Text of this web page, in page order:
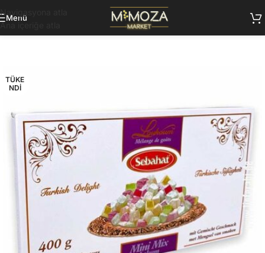
Navigasyona atla
Ana içeriğe atla
Menü
TÜKE
NDI